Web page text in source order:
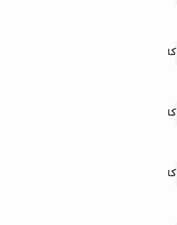
کاشی پرسلان طرح رزمینا
کاشی پرسلان طرح انزو
کاشی پرسلان طرح هیراژ